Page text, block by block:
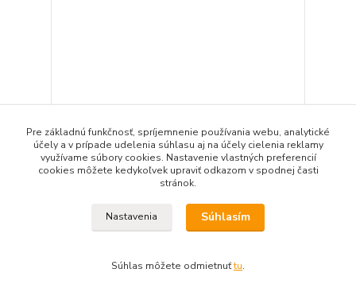
9,00 EUR/ks
Pre základnú funkčnosť, spríjemnenie používania webu, analytické
účely a v prípade udelenia súhlasu aj na účely cielenia reklamy
využívame súbory cookies. Nastavenie vlastných preferencií
cookies môžete kedykoľvek upraviť odkazom v spodnej časti
stránok.
Nastavenia Súhlasím
Súhlas môžete odmietnuťtu.